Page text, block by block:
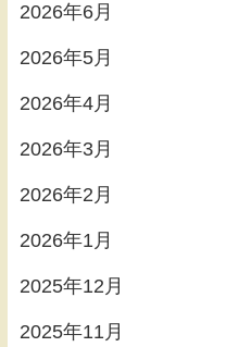
2026年6月
2026年5月
2026年4月
2026年3月
2026年2月
2026年1月
2025年12月
2025年11月